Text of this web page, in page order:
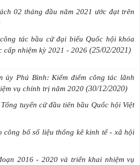
02 tháng đầu năm 2021 ước đạt trên
tác bầu cử đại biểu Quốc hội khóa
cấp nhiệm kỳ 2021 - 2026 (25/02/2021)
ủy Phú Bình: Kiểm điểm công tác lãnh
vụ chính trị năm 2020 (30/12/2020)
tuyển cử đầu tiên bầu Quốc hội Việt
công bố số liệu thống kê kinh tế - xã hội
2016 - 2020 và triển khai nhiệm vụ